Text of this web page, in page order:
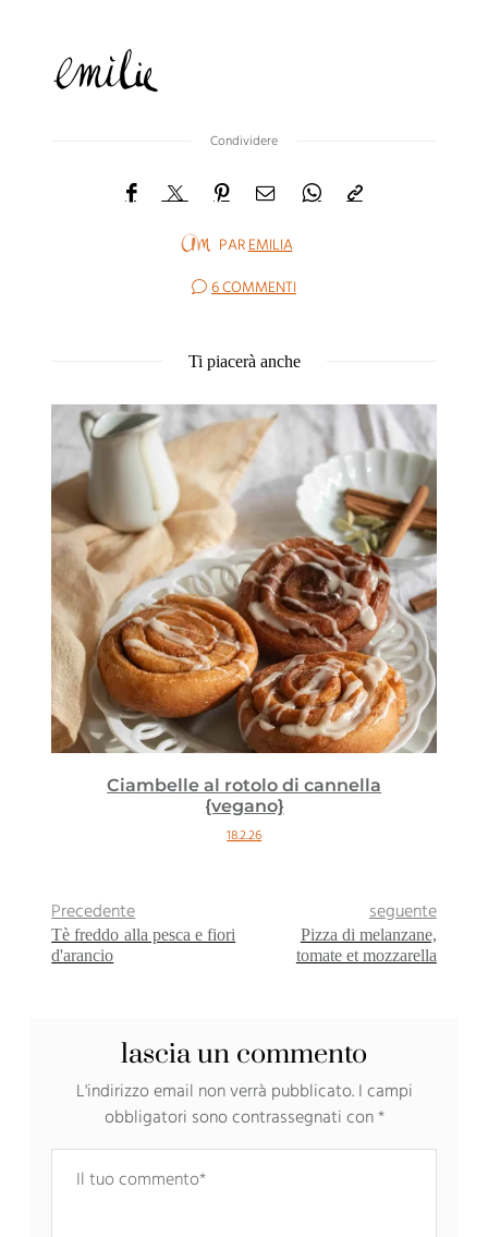
Condividere
PAREMILIA
6 COMMENTI
Ti piacerà anche
Ciambelle al rotolo di cannella
{vegano}
18.2.26
Precedente
Tè freddo alla pesca e fiori
d'arancio
seguente
Pizza di melanzane,
tomate et mozzarella
lascia un commento
L'indirizzo email non verrà pubblicato. I campi
obbligatori sono contrassegnati con*